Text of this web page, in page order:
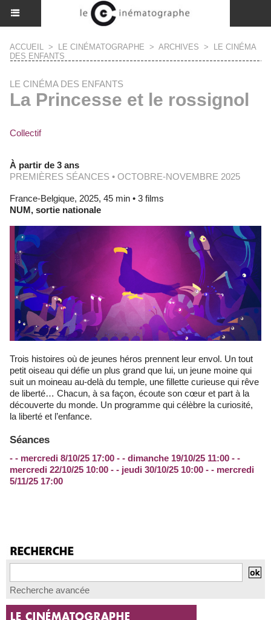
ACCUEIL > LE CINÉMATOGRAPHE > ARCHIVES >
LE CINÉMA
DES ENFANTS
LE CINÉMA DES ENFANTS
La Princesse et le rossignol
Collectif
À partir de 3 ans
PREMIÈRES SÉANCES • OCTOBRE-NOVEMBRE 2025
France-Belgique, 2025, 45 min • 3 films
NUM, sortie nationale
Trois histoires où de jeunes héros prennent leur envol. Un tout
petit oiseau qui défie un plus grand que lui, un jeune moine qui
suit un moineau au-delà du temple, une fillette curieuse qui rêve
de liberté… Chacun, à sa façon, écoute son cœur et part à la
découverte du monde. Un programme qui célèbre la curiosité,
la liberté et l’enfance.
Séances
- - mercredi 8/10/25 17:00 - - dimanche 19/10/25 11:00 - -
mercredi 22/10/25 10:00 - - jeudi 30/10/25 10:00 - - mercredi
5/11/25 17:00
Recherche avancée